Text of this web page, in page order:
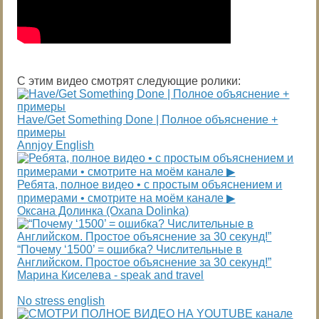
С этим видео смотрят следующие ролики:
Have/Get Something Done | Полное объяснение +
примеры
Annjoy English
Ребята, полное видео • с простым объяснением и
примерами • смотрите на моём канале ▶️
Оксана Долинка (Oxana Dolinka)
“Почему ‘1500’ = ошибка? Числительные в
Английском. Простое объяснение за 30 секунд!”
Марина Киселева - speak and travel
No stress english